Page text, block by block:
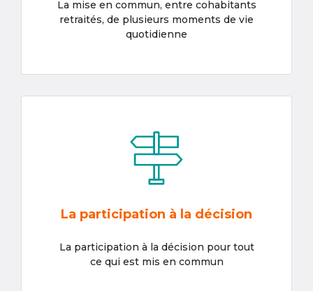
La mise en commun, entre cohabitants
retraités, de plusieurs moments de vie
quotidienne
La participation à la décision
La participation à la décision pour tout
ce qui est mis en commun